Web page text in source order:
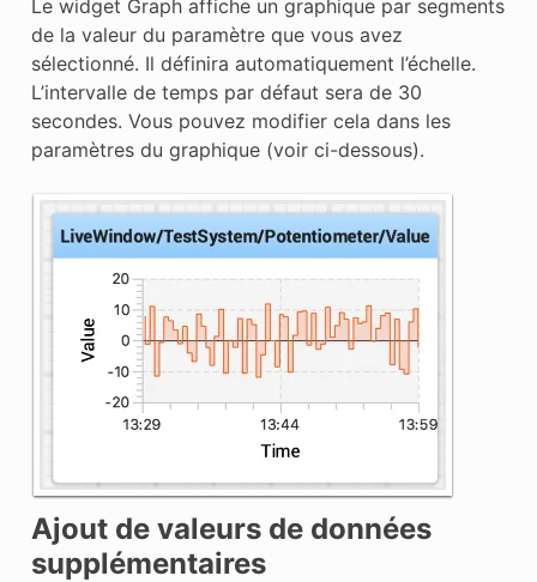
Le widget Graph affiche un graphique par segments
de la valeur du paramètre que vous avez
sélectionné. Il définira automatiquement l’échelle.
L’intervalle de temps par défaut sera de 30
secondes. Vous pouvez modifier cela dans les
paramètres du graphique (voir ci-dessous).
Ajout de valeurs de données
supplémentaires